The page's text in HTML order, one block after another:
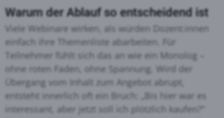
Warum der Ablauf so entscheidend ist
Viele Webinare wirken, als würden Dozent:innen
einfach ihre Themenliste abarbeiten. Für
Teilnehmer fühlt sich das an wie ein Monolog –
ohne roten Faden, ohne Spannung. Wird der
Übergang vom Inhalt zum Angebot abrupt,
entsteht innerlich oft ein Bruch: „Bis hier war es
interessant, aber jetzt soll ich plötzlich kaufen?“